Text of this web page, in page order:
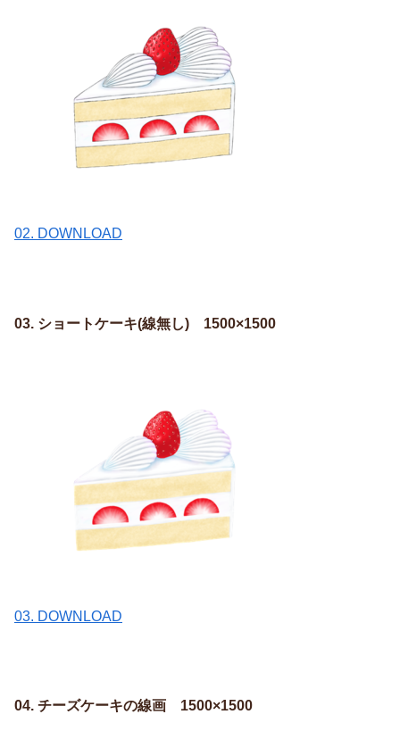
02. DOWNLOAD
03. ショートケーキ(線無し) 1500×1500
03. DOWNLOAD
04. チーズケーキの線画 1500×1500